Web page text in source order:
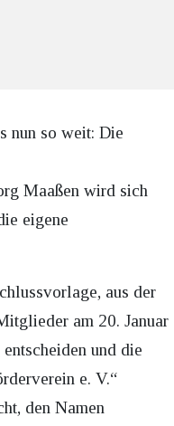
nun so weit: Die
Maaßen wird sich
eigene
aus der
am 20. Januar
und die
e. V.“
den Namen